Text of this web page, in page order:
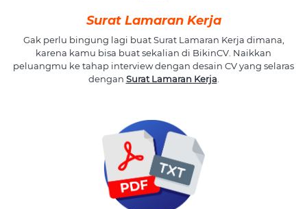
Surat Lamaran Kerja
Gak perlu bingung lagi buat Surat Lamaran Kerja dimana,
karena kamu bisa buat sekalian di BikinCV. Naikkan
peluangmu ke tahap interview dengan desain CV yang selaras
dengan Surat Lamaran Kerja